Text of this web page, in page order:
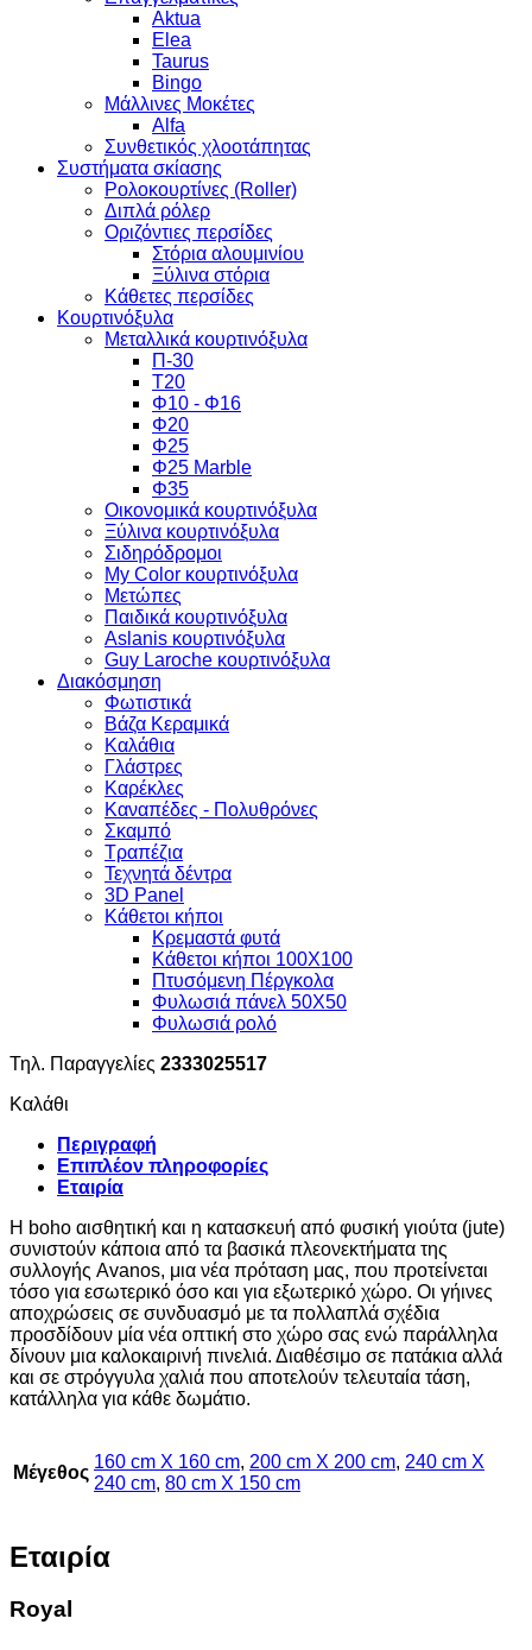
Aktua
Elea
Taurus
Bingo
Μάλλινες Μοκέτες
Alfa
Συνθετικός χλοοτάπητας
Συστήματα σκίασης
Ρολοκουρτίνες (Roller)
Διπλά ρόλερ
Οριζόντιες περσίδες
Στόρια αλουμινίου
Ξύλινα στόρια
Κάθετες περσίδες
Κουρτινόξυλα
Μεταλλικά κουρτινόξυλα
Π-30
Τ20
Φ10 - Φ16
Φ20
Φ25
Φ25 Marble
Φ35
Οικονομικά κουρτινόξυλα
Ξύλινα κουρτινόξυλα
Σιδηρόδρομοι
My Color κουρτινόξυλα
Μετώπες
Παιδικά κουρτινόξυλα
Aslanis κουρτινόξυλα
Guy Laroche κουρτινόξυλα
Διακόσμηση
Φωτιστικά
Βάζα Κεραμικά
Καλάθια
Γλάστρες
Καρέκλες
Καναπέδες - Πολυθρόνες
Σκαμπό
Τραπέζια
Τεχνητά δέντρα
3D Panel
Κάθετοι κήποι
Κρεμαστά φυτά
Κάθετοι κήποι 100Χ100
Πτυσόμενη Πέργκολα
Φυλωσιά πάνελ 50Χ50
Φυλωσιά ρολό
Τηλ. Παραγγελίες 2333025517
Καλάθι
Περιγραφή
Επιπλέον πληροφορίες
Εταιρία
Η boho αισθητική και η κατασκευή από φυσική γιούτα (jute)
συνιστούν κάποια από τα βασικά πλεονεκτήματα της
συλλογής Avanos, μια νέα πρόταση μας, που προτείνεται
τόσο για εσωτερικό όσο και για εξωτερικό χώρο. Οι γήινες
αποχρώσεις σε συνδυασμό με τα πολλαπλά σχέδια
προσδίδουν μία νέα οπτική στο χώρο σας ενώ παράλληλα
δίνουν μια καλοκαιρινή πινελιά. Διαθέσιμο σε πατάκια αλλά
και σε στρόγγυλα χαλιά που αποτελούν τελευταία τάση,
κατάλληλα για κάθε δωμάτιο.
Μέγεθος
160 cm X 160 cm, 200 cm X 200 cm, 240 cm X
240 cm, 80 cm X 150 cm
Εταιρία
Royal